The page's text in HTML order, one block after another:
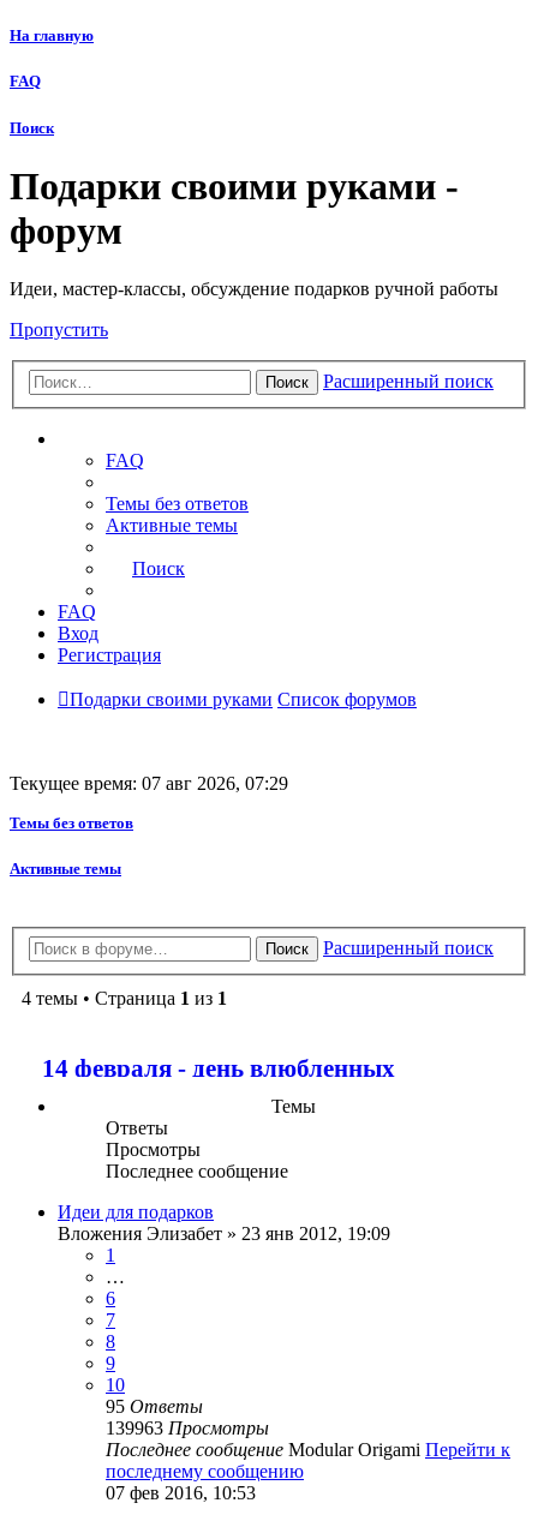
На главную
FAQ
Поиск
Подарки своими руками -
форум
Идеи, мастер-классы, обсуждение подарков ручной работы
Пропустить
Поиск Расширенный поиск
FAQ
Темы без ответов
Активные темы
Поиск
FAQ
Вход
Регистрация
Подарки своими руками Список форумов
Текущее время: 07 авг 2026, 07:29
Темы без ответов
Активные темы
Поиск Расширенный поиск
4 темы • Страница 1 из 1
14 февраля - день влюбленных
Темы
Ответы
Просмотры
Последнее сообщение
Идеи для подарков
Вложения Элизабет » 23 янв 2012, 19:09
1
…
6
7
8
9
10
95 Ответы
139963 Просмотры
Последнее сообщение Modular Origami Перейти к
последнему сообщению
07 фев 2016, 10:53